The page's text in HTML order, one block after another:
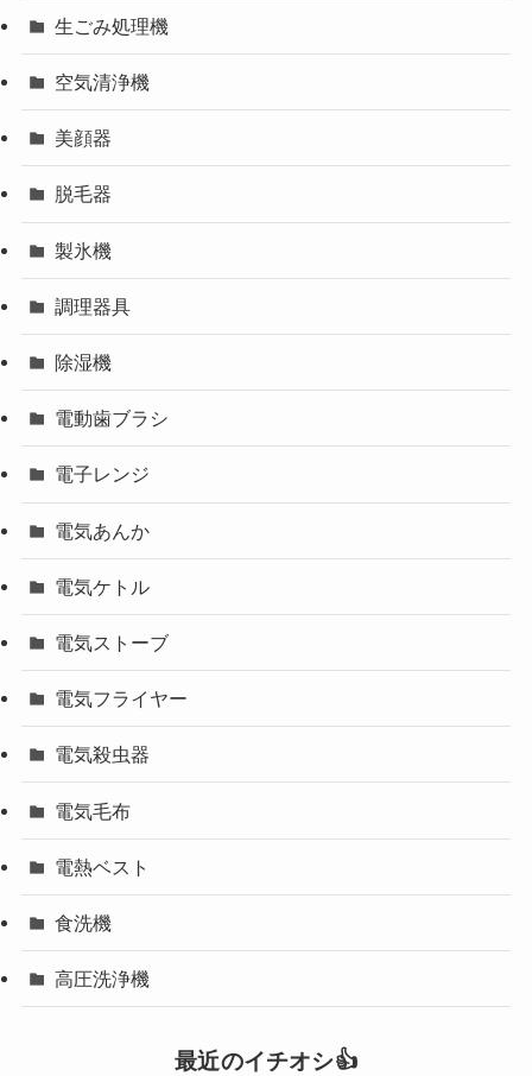
生ごみ処理機
空気清浄機
美顔器
脱毛器
製氷機
調理器具
除湿機
電動歯ブラシ
電子レンジ
電気あんか
電気ケトル
電気ストーブ
電気フライヤー
電気殺虫器
電気毛布
電熱ベスト
食洗機
高圧洗浄機
最近のイチオシ👍